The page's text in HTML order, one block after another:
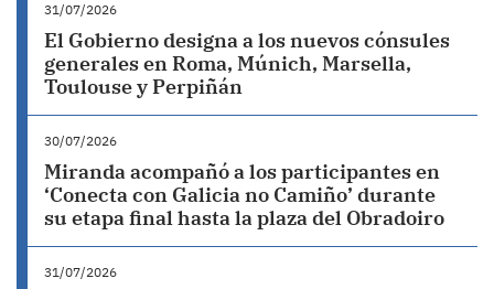
31/07/2026
El Gobierno designa a los nuevos cónsules
generales en Roma, Múnich, Marsella,
Toulouse y Perpiñán
30/07/2026
Miranda acompañó a los participantes en
‘Conecta con Galicia no Camiño’ durante
su etapa final hasta la plaza del Obradoiro
31/07/2026